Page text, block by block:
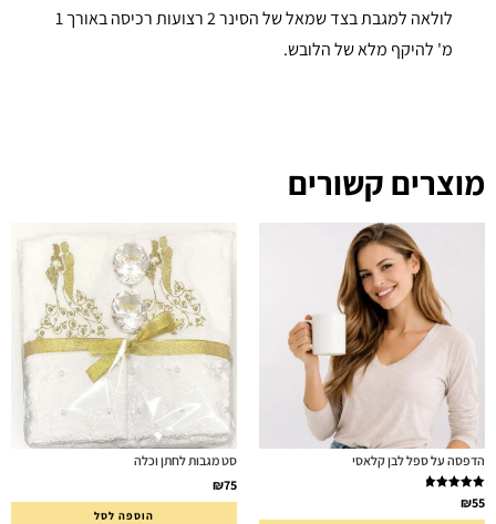
לולאה למגבת בצד שמאל של הסינר 2 רצועות רכיסה באורך 1
מ' להיקף מלא של הלובש.
מוצרים קשורים
הדפסה על ספל לבן קלאסי
דורג5.00₪55
סט מגבות לחתן וכלה
₪75
הוספה לסל